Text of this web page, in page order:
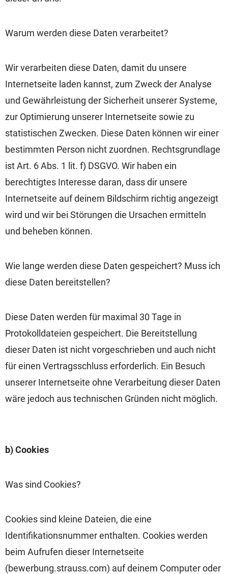
Warum werden diese Daten verarbeitet?
Wir verarbeiten diese Daten, damit du unsere
Internetseite laden kannst, zum Zweck der Analyse
und Gewährleistung der Sicherheit unserer Systeme,
zur Optimierung unserer Internetseite sowie zu
statistischen Zwecken. Diese Daten können wir einer
bestimmten Person nicht zuordnen. Rechtsgrundlage
ist Art. 6 Abs. 1 lit. f) DSGVO. Wir haben ein
berechtigtes Interesse daran, dass dir unsere
Internetseite auf deinem Bildschirm richtig angezeigt
wird und wir bei Störungen die Ursachen ermitteln
und beheben können.
Wie lange werden diese Daten gespeichert? Muss ich
diese Daten bereitstellen?
Diese Daten werden für maximal 30 Tage in
Protokolldateien gespeichert. Die Bereitstellung
dieser Daten ist nicht vorgeschrieben und auch nicht
für einen Vertragsschluss erforderlich. Ein Besuch
unserer Internetseite ohne Verarbeitung dieser Daten
wäre jedoch aus technischen Gründen nicht möglich.
b) Cookies
Was sind Cookies?
Cookies sind kleine Dateien, die eine
Identifikationsnummer enthalten. Cookies werden
beim Aufrufen dieser Internetseite
(bewerbung.strauss.com) auf deinem Computer oder